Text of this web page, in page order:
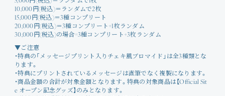
10,000円(税込)＝ランダムで2枚
15,000円(税込)＝3種コンプリート
20,000円(税込)＝3種コンプリート+1枚ランダム
30,000円(税込)の場合=3種コンプリート+3枚ランダム
▼ご注意
・特典の「メッセージプリント入りチェキ風ブロマイド」は全3種類とな
ります。
・特典にプリントされているメッセージは直筆でなく複製になります。
・商品金額の合計が対象金額となります。特典の対象商品は【Official Sit
e オープン記念グッズ】のみとなります。